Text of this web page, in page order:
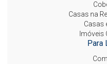
Casas na
Casas
Imóveis
Para